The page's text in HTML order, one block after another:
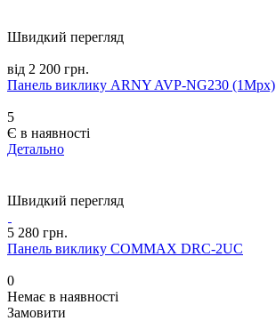
Швидкий перегляд
від 2 200 грн.
Панель виклику ARNY AVP-NG230 (1Mpx)
5
Є в наявності
Детально
Швидкий перегляд
5 280 грн.
Панель виклику COMMAX DRC-2UC
0
Немає в наявності
Замовити